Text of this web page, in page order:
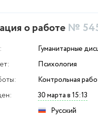
о работе №
Гуманитарные
Психология
Контрольная
30 марта в 15:13
Русский